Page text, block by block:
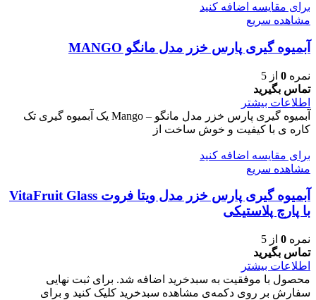
برای مقایسه اضافه کنید
مشاهده سریع
آبمیوه گیری پارس خزر مدل مانگو MANGO
نمره 0 از 5
تماس بگیرید
اطلاعات بیشتر
آبمیوه گیری پارس خزر مدل مانگو – Mango یک آبمیوه گیری تک
کاره ی با کیفیت و خوش ساخت از
برای مقایسه اضافه کنید
مشاهده سریع
آبمیوه گیری پارس خزر مدل ویتا فروت VitaFruit Glass
با پارچ پلاستیکی
نمره 0 از 5
تماس بگیرید
اطلاعات بیشتر
محصول با موفقیت به سبدخرید اضافه شد. برای ثبت نهایی
سفارش بر روی دکمه‌ی مشاهده سبدخرید کلیک کنید و برای